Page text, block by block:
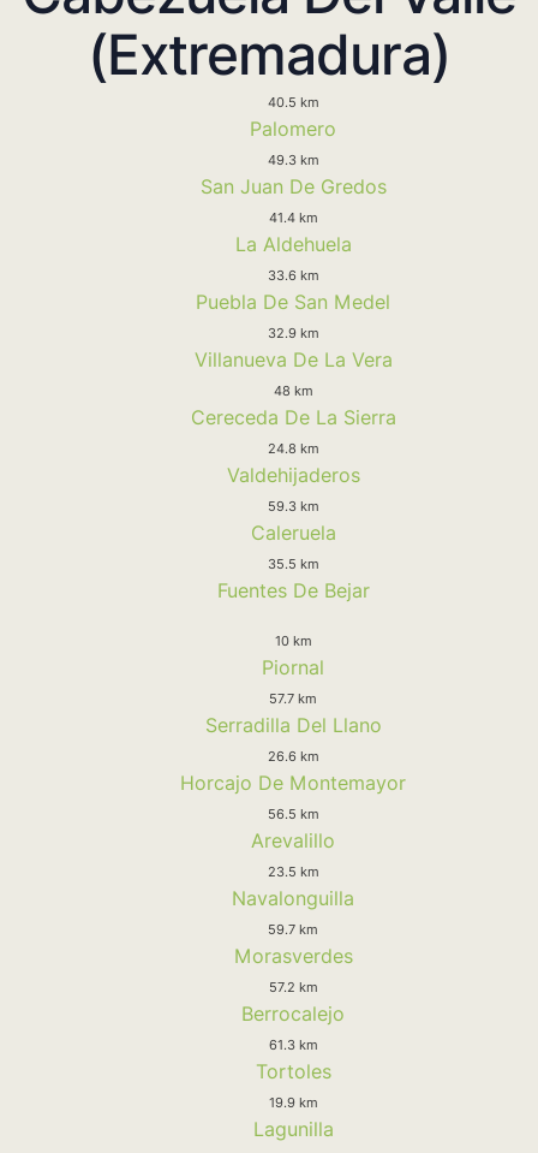
(Extremadura)
40.5 km
Palomero
49.3 km
San Juan De Gredos
41.4 km
La Aldehuela
33.6 km
Puebla De San Medel
32.9 km
Villanueva De La Vera
48 km
Cereceda De La Sierra
24.8 km
Valdehijaderos
59.3 km
Caleruela
35.5 km
Fuentes De Bejar
10 km
Piornal
57.7 km
Serradilla Del Llano
26.6 km
Horcajo De Montemayor
56.5 km
Arevalillo
23.5 km
Navalonguilla
59.7 km
Morasverdes
57.2 km
Berrocalejo
61.3 km
Tortoles
19.9 km
Lagunilla